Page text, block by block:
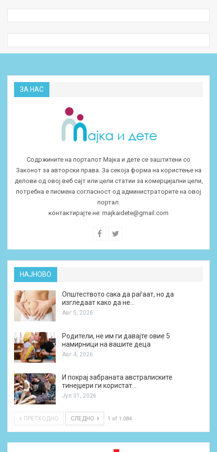
ЗА НАС
Содржините на порталот Мајка и дете се заштитени со
Законот за авторски права. За секоја форма на користење на
делови од овој веб сајт или цели статии за комерцијални цели,
потребна е писмена согласност од администраторите на овој
портал.
контактирајте не: majkaidete@gmail.com
НАЈНОВО
Општеството сака да раѓаат, но да
изгледаат како да не…
Авг 5, 2026
Родители, не им ги давајте овие 5
намирници на вашите деца
Авг 4, 2026
И покрај забраната австралиските
тинејџери ги користат…
Јул 31, 2026
ПРЕТХОДНО СЛЕДНО 1 of 1.084